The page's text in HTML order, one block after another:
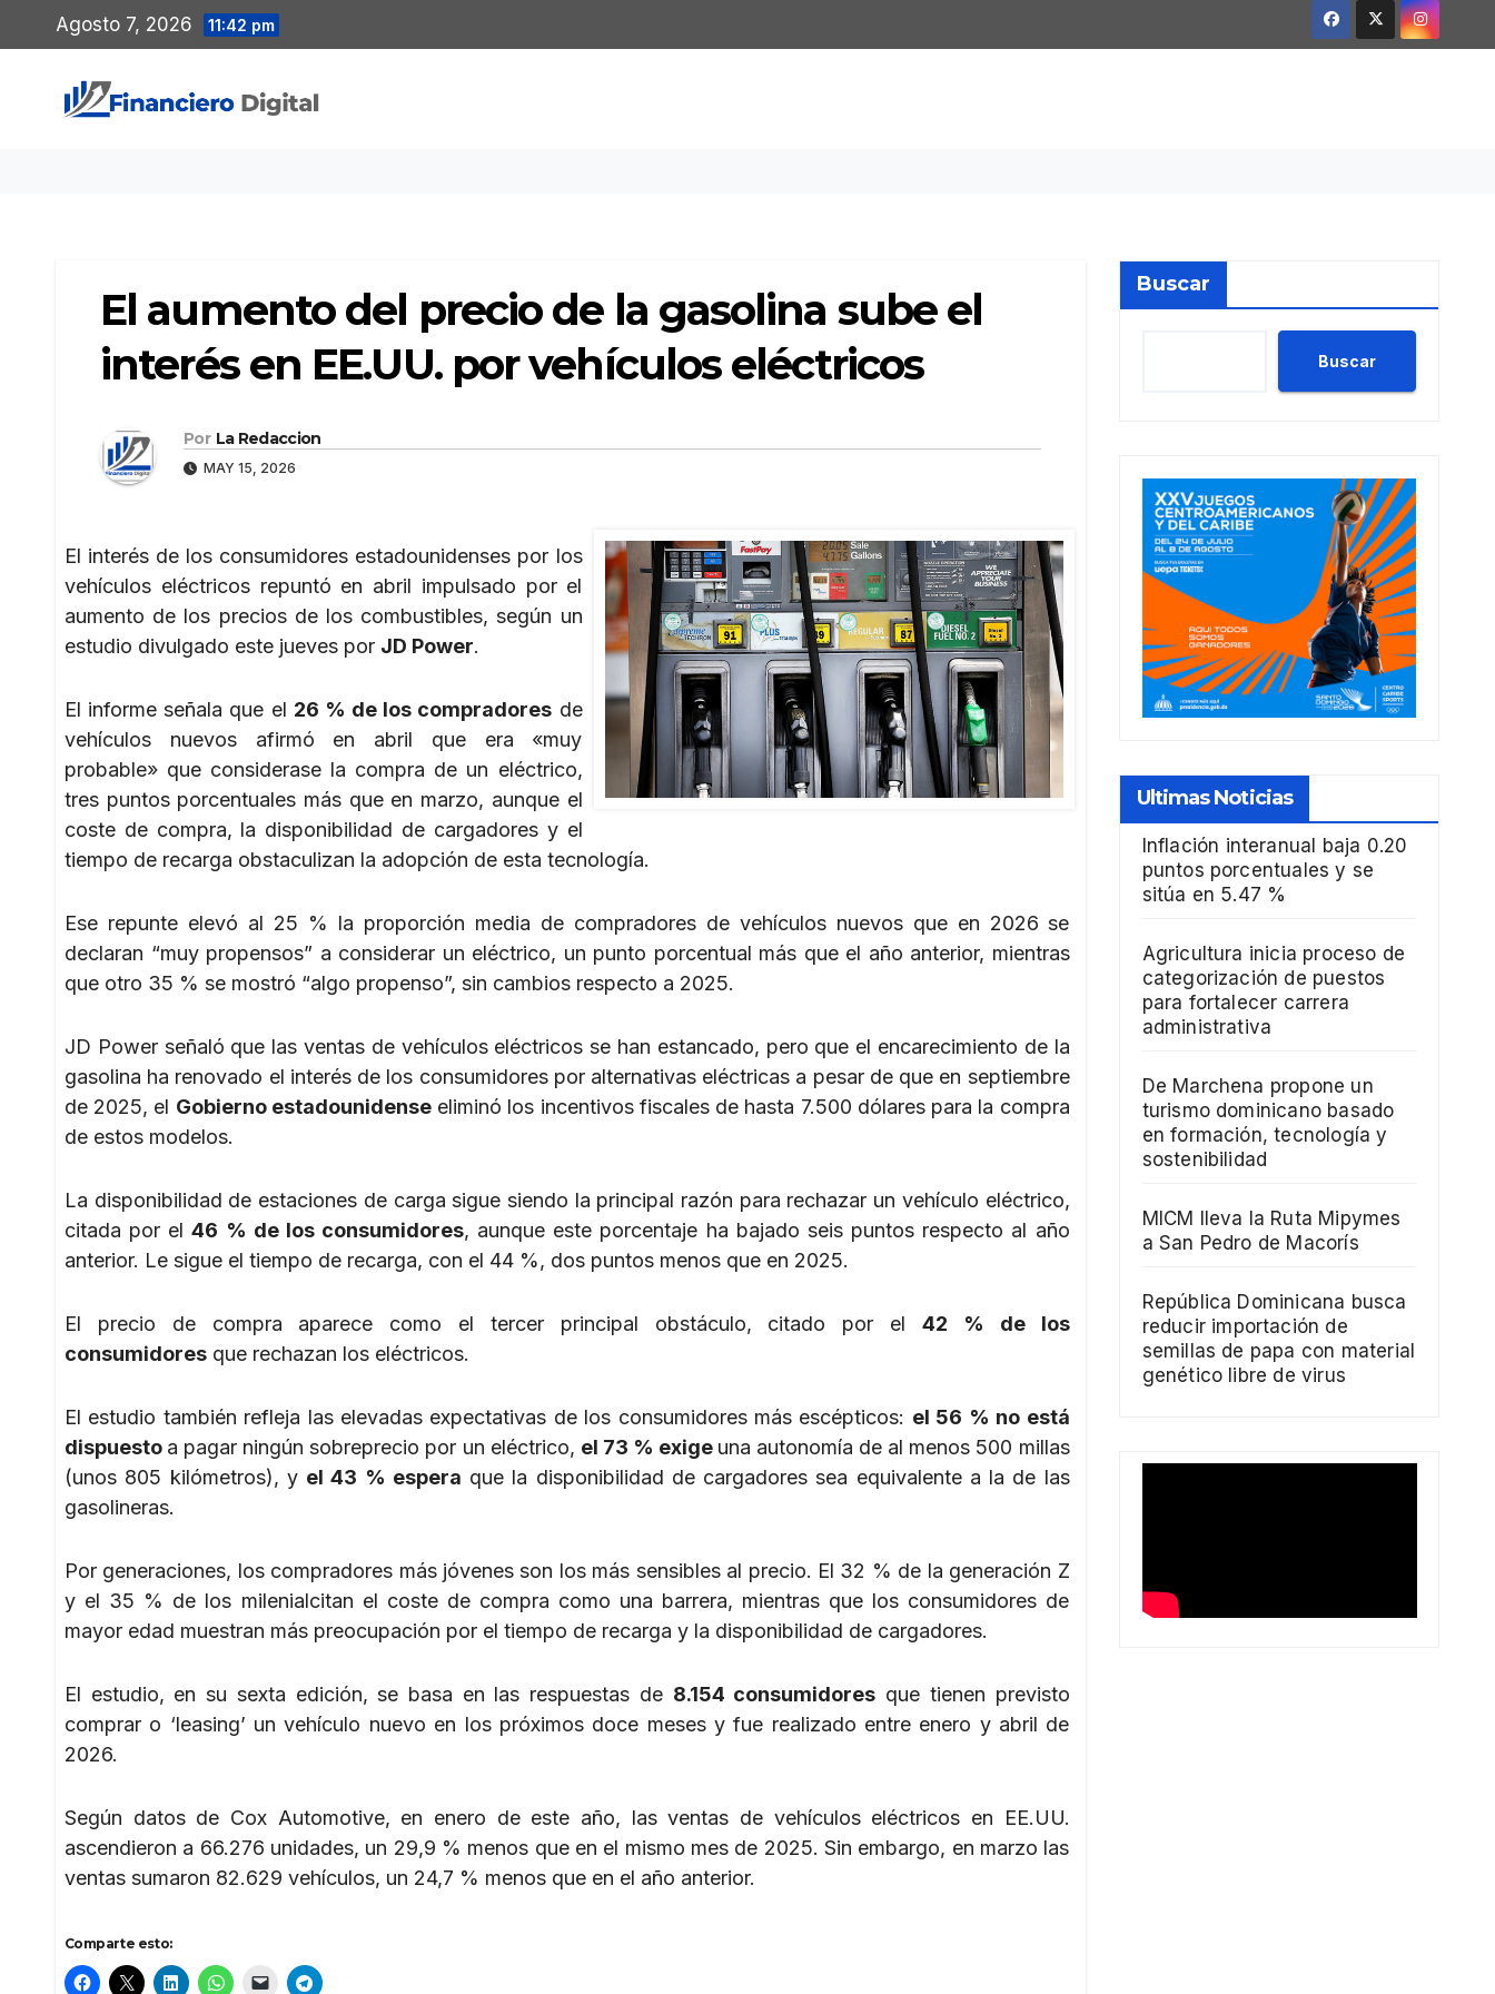
al
contenido
Agosto 7, 2026 11:42 pm
El aumento del precio de la gasolina sube el
interés en EE.UU. por vehículos eléctricos
Por La Redaccion
MAY 15, 2026
El interés de los consumidores estadounidenses por los
vehículos eléctricos repuntó en abril impulsado por el
aumento de los precios de los combustibles, según un
estudio divulgado este jueves por JD Power.
El informe señala que el 26 % de los compradores de
vehículos nuevos afirmó en abril que era «muy
probable» que considerase la compra de un eléctrico,
tres puntos porcentuales más que en marzo, aunque el
coste de compra, la disponibilidad de cargadores y el
tiempo de recarga obstaculizan la adopción de esta tecnología.
Ese repunte elevó al 25 % la proporción media de compradores de vehículos nuevos que en 2026 se
declaran “muy propensos” a considerar un eléctrico, un punto porcentual más que el año anterior, mientras
que otro 35 % se mostró “algo propenso”, sin cambios respecto a 2025.
JD Power señaló que las ventas de vehículos eléctricos se han estancado, pero que el encarecimiento de la
gasolina ha renovado el interés de los consumidores por alternativas eléctricas a pesar de que en septiembre
de 2025, el Gobierno estadounidenseeliminó los incentivos fiscales de hasta 7.500 dólares para la compra
de estos modelos.
La disponibilidad de estaciones de carga sigue siendo la principal razón para rechazar un vehículo eléctrico,
citada por el46 % de los consumidores, aunque este porcentaje ha bajado seis puntos respecto al año
anterior. Le sigue el tiempo de recarga, con el 44 %, dos puntos menos que en 2025.
El precio de compra aparece como el tercer principal obstáculo, citado por el 42 % de los
consumidores que rechazan los eléctricos.
El estudio también refleja las elevadas expectativas de los consumidores más escépticos: el 56 % no está
dispuesto a pagar ningún sobreprecio por un eléctrico, el 73 % exige una autonomía de al menos 500 millas
(unos 805 kilómetros), y el 43 % espera que la disponibilidad de cargadores sea equivalente a la de las
gasolineras.
Por generaciones, los compradores más jóvenes son los más sensibles al precio. El 32 % de la generación Z
y el 35 % de los milenialcitan el coste de compra como una barrera, mientras que los consumidores de
mayor edad muestran más preocupación por el tiempo de recarga y la disponibilidad de cargadores.
El estudio, en su sexta edición, se basa en las respuestas de 8.154 consumidores que tienen previsto
comprar o ‘leasing’ un vehículo nuevo en los próximos doce meses y fue realizado entre enero y abril de
2026.
Según datos de Cox Automotive, en enero de este año, las ventas de vehículos eléctricos en EE.UU.
ascendieron a 66.276 unidades, un 29,9 % menos que en el mismo mes de 2025. Sin embargo, en marzo las
ventas sumaron 82.629 vehículos, un 24,7 % menos que en el año anterior.
Comparte esto:
Buscar
Buscar
Ultimas Noticias
Inflación interanual baja 0.20
puntos porcentuales y se
sitúa en 5.47 %
Agricultura inicia proceso de
categorización de puestos
para fortalecer carrera
administrativa
De Marchena propone un
turismo dominicano basado
en formación, tecnología y
sostenibilidad
MICM lleva la Ruta Mipymes
a San Pedro de Macorís
República Dominicana busca
reducir importación de
semillas de papa con material
genético libre de virus